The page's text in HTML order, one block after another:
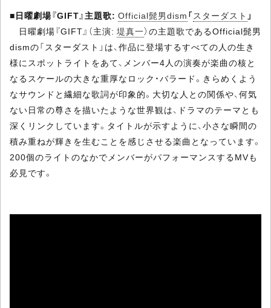
■日曜劇場『GIFT』主題歌: Official髭男dism 「スターダスト 」
日曜劇場『GIFT』（主演: 堤真一）の主題歌であるOfficial髭男
dismの「スターダスト」は、作品に登場するすべての人の生き
様にスポットライトをあて、メンバー4人の演奏が楽曲の核と
なるスケールの大きな重厚なロック・バラード。きらめくよう
なサウンドと繊細な歌詞が印象的。大切な人との関係や、何気
ない日常の尊さを描いたような世界観は、ドラマのテーマとも
深くリンクしています。タイトルが示すように、小さな瞬間の
積み重ねが輝きを生むことを感じさせる楽曲となっています。
200個のライトのなかでメンバーがパフォーマンスするMVも
必見です。